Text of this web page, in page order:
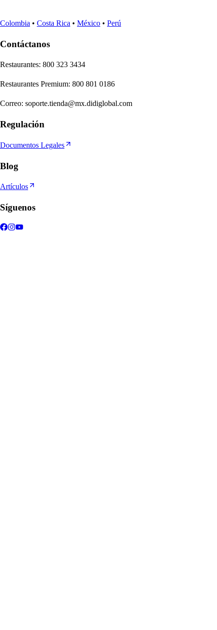
Colombia • Costa Rica • México • Perú
Contáctanos
Restaurantes: 800 323 3434
Restaurantes Premium: 800 801 0186
Correo: soporte.tienda@mx.didiglobal.com
Regulación
Documentos Legales
Blog
Artículos
Síguenos